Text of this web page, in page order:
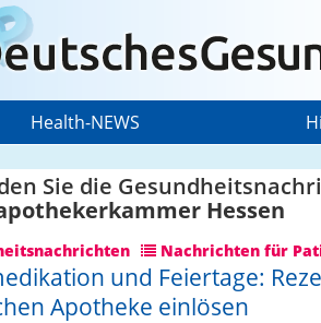
Health-NEWS
Sie die
Hessen
Nachrichten für
und Feiertage:
Apotheke einlösen